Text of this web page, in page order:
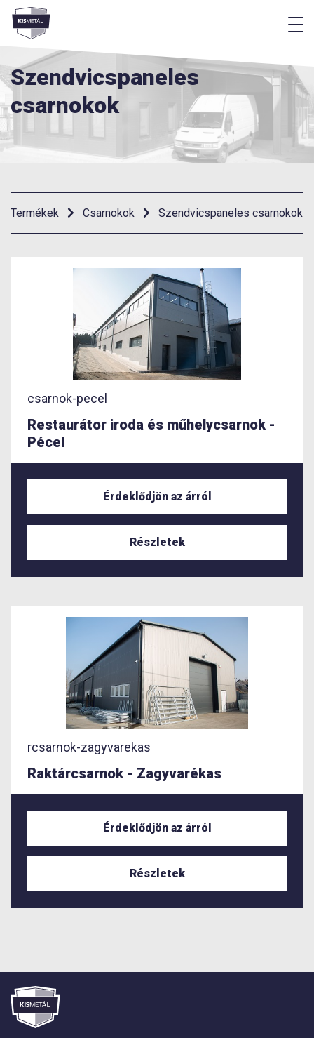
Menü
Szendvicspaneles
csarnokok
Termékek Csarnokok Szendvicspaneles csarnokok
csarnok-pecel
Restaurátor iroda és műhelycsarnok -
Pécel
Érdeklődjön az árról
Részletek
rcsarnok-zagyvarekas
Raktárcsarnok - Zagyvarékas
Érdeklődjön az árról
Részletek